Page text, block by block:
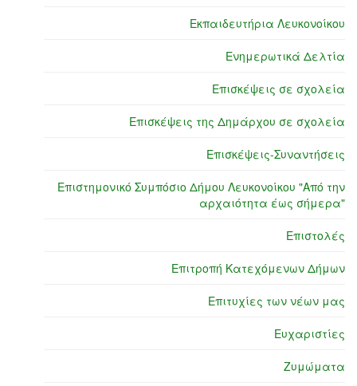
Εκπαιδευτήρια Λευκονοίκου
Ενημερωτικά Δελτία
Επισκέψεις σε σχολεία
Επισκέψεις της Δημάρχου σε σχολεία
Επισκέψεις-Συναντήσεις
Επιστημονικό Συμπόσιο Δήμου Λευκονοίκου "Από την
αρχαιότητα έως σήμερα"
Επιστολές
Επιτροπή Κατεχόμενων Δήμων
Επιτυχίες των νέων μας
Ευχαριστίες
Ζυμώματα